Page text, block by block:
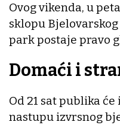
Ovog vikenda, u
sklopu
park postaje pravo
Domaći i
Od 21 sat publika
nastupu izvrsnog